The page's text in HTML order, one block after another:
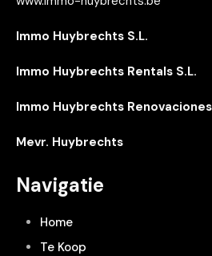
Immo Huybrechts S.L.
Immo Huybrechts Rentals S.L.
Immo Huybrechts Renovaciones
Mevr. Huybrechts
Navigatie
Home
Te Koop